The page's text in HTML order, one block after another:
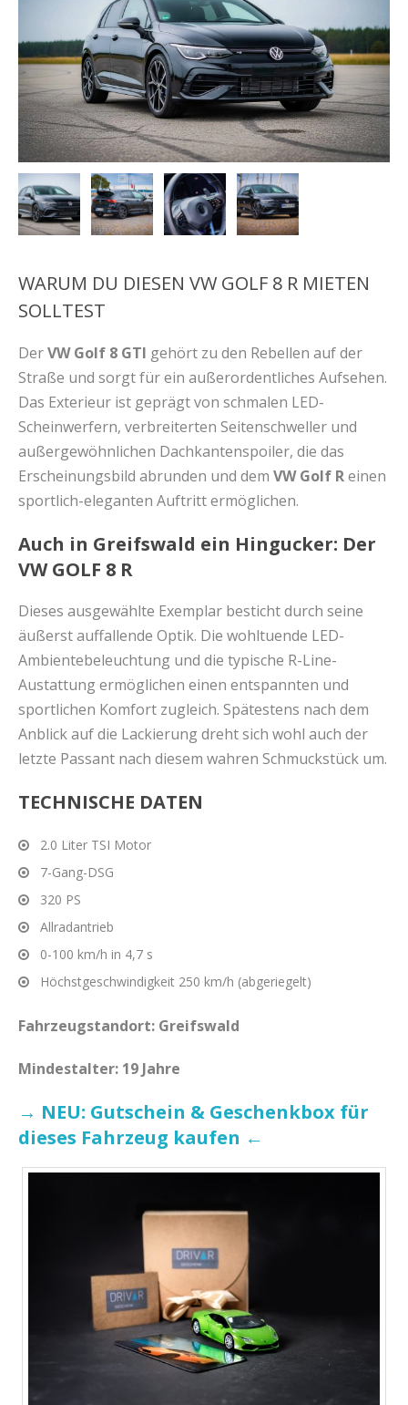
WARUM DU DIESEN VW GOLF 8 R MIETEN
SOLLTEST
DerVW Golf 8 GTI gehört zu den Rebellen auf der
Straße und sorgt für ein außerordentliches Aufsehen.
Das Exterieur ist geprägt von schmalen LED-
Scheinwerfern, verbreiterten Seitenschweller und
außergewöhnlichen Dachkantenspoiler, die das
Erscheinungsbild abrunden und dem VW Golf Reinen
sportlich-eleganten Auftritt ermöglichen.
Auch in Greifswald ein Hingucker: Der
VW GOLF 8 R
Dieses ausgewählte Exemplar besticht durch seine
äußerst auffallende Optik. Die wohltuende LED-
Ambientebeleuchtung und die typische R-Line-
Austattung ermöglichen einen entspannten und
sportlichen Komfort zugleich. Spätestens nach dem
Anblick auf die Lackierung dreht sich wohl auch der
letzte Passant nach diesem wahren Schmuckstück um.
TECHNISCHE DATEN
2.0 Liter TSI Motor
7-Gang-DSG
320 PS
Allradantrieb
0-100 km/h in 4,7 s
Höchstgeschwindigkeit 250 km/h (abgeriegelt)
Fahrzeugstandort: Greifswald
Mindestalter: 19 Jahre
→ NEU: Gutschein & Geschenkbox für
dieses Fahrzeug kaufen ←